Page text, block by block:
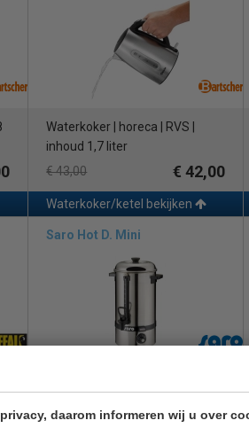
daarom informeren wij u over
versnelt en de efficiëntie verhoogt.
en Saro heetwaterketels zijn niet alleen
waardoor ze een uitstekende
voor piekuren.
temperatuurinstellingen.
kosten te minimaliseren.
eenvoudige reiniging en langdurige
hoge kwaliteit van merken die u kunt
Waterkoker | horeca | RVS |
inhoud 1,7 liter
€ 43,00
€ 42,00
Waterkoker/ketel bekijken
Saro Hot D. Mini